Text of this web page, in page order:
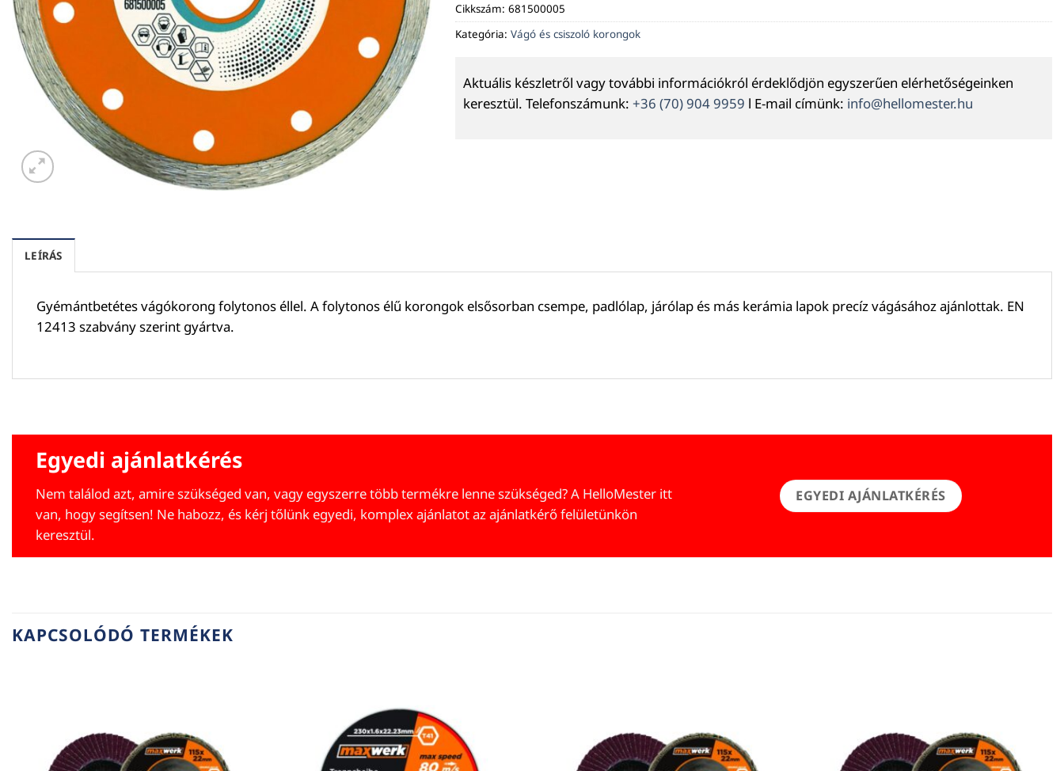
Cikkszám: 681500005
Kategória: Vágó és csiszoló korongok
Aktuális készletről vagy további információkról érdeklődjön egyszerűen elérhetőségeinken
keresztül. Telefonszámunk: +36 (70) 904 9959 l E-mail címünk: info@hellomester.hu
LEÍRÁS
Gyémántbetétes vágókorong folytonos éllel. A folytonos élű korongok elsősorban csempe, padlólap, járólap és más kerámia lapok precíz vágásához ajánlottak. EN
12413 szabvány szerint gyártva.
Egyedi ajánlatkérés
Nem találod azt, amire szükséged van, vagy egyszerre több termékre lenne szükséged? A HelloMester itt
van, hogy segítsen! Ne habozz, és kérj tőlünk egyedi, komplex ajánlatot az ajánlatkérő felületünkön
keresztül.
EGYEDI AJÁNLATKÉRÉS
KAPCSOLÓDÓ TERMÉKEK